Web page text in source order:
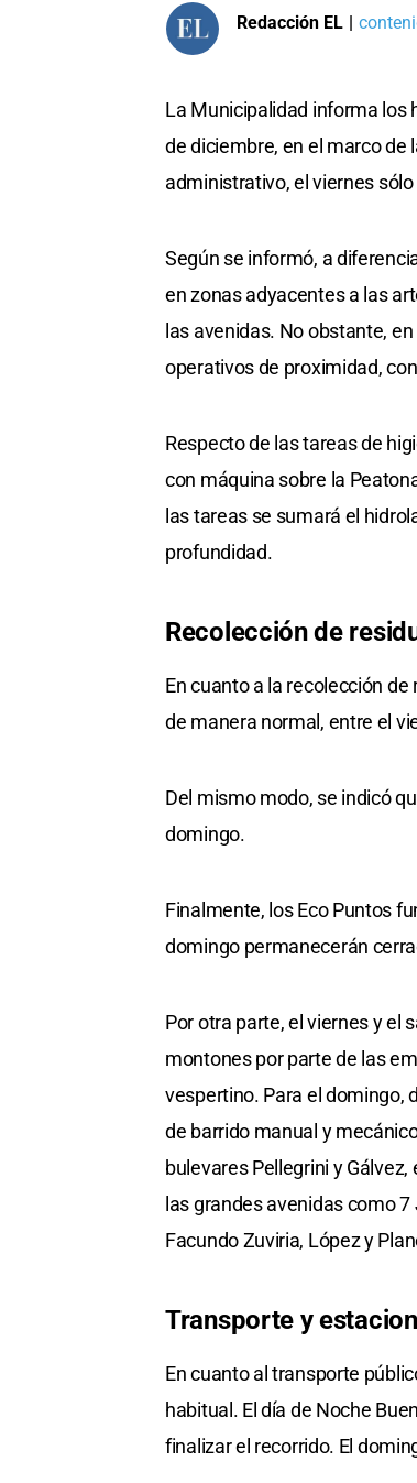
Redacción EL |
La Municipalidad informa los
de diciembre, en el marco de
administrativo, el viernes
Según se informó, a
en zonas adyacentes a las
las avenidas. No obstante,
operativos de proximidad,
Respecto de las tareas de
con máquina sobre la
las tareas se sumará el
profundidad.
Recolección de
En cuanto a la recolección
de manera normal, entre el
Del mismo modo, se indicó
domingo.
Finalmente, los Eco Puntos
domingo permanecerán
Por otra parte, el viernes y el
montones por parte de las
vespertino. Para el domingo,
de barrido manual y
bulevares Pellegrini y
las grandes avenidas como
Facundo Zuviria, López y
Transporte y
En cuanto al transporte
habitual. El día de Noche
finalizar el recorrido. El